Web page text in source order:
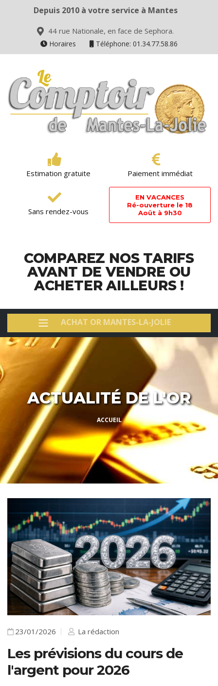
Depuis 2010 à votre service à Mantes
44 rue Nationale, en face de Sephora.
Horaires Téléphone: 01.34.77.58.86
Estimation gratuite Paiement immédiat
Sans rendez-vous
EN VACANCES
Ré-ouverture le 18
Août à 9h30
COMPAREZ NOS TARIFS
AVANT DE VENDRE OU
ACHETER AILLEURS !
ACHAT OR MANTES-LA-JOLIE
ACTUALITÉ DE L'OR
ACCUEIL
23/01/2026 La rédaction
Les prévisions du cours de
l'argent pour 2026